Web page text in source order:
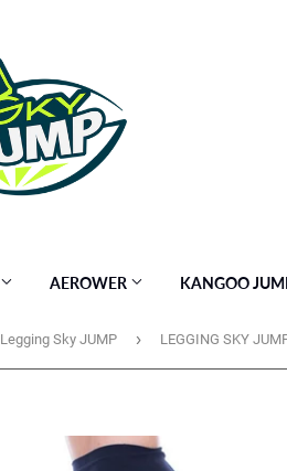
AEROWER KANGOO
Legging Sky JUMP › LEGGING SKY